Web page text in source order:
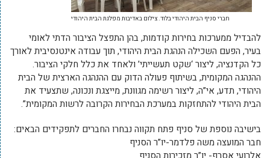
חברי סניף הבית היהודי בלוד. צילום באדיבות מפלגת הבית היהודי
להבדיל ממערכות בחירות קודמות, בהן התפצל הציבור הדתי לאומי
בעיר, הפעם השכילה הנהגת הבית היהודי, תוך עבודה אינטנסיבית לאורך
כל הקדנציה, ליצור ‘שקט תעשייתי’ ולאחד את כלל חלקי הציבור.
ההנהגה המקומית, בשיתוף פעולה הדוק עם ההנהגה הארצית של הבית
היהודי, תדע, אי”ה, ליצור רשימה מגוונת, מייצגת ונכונה, שתצעיד את
הבית היהודי להתחזקות במערכת הבחירות הקרובה לרשות המקומית”.
בישיבה נוספת של סניף פתח תקווה נבחרו החברים לתפקידים הבאים:
חבר המועצה משה פלדמר-יו”ר הסניף